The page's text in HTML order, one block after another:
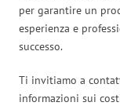
per garantire un
esperienza e
successo.
Ti invitiamo a
informazioni sui